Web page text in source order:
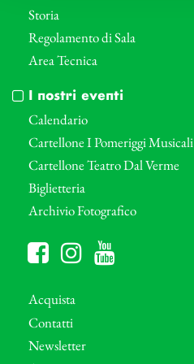
Storia
Regolamento di Sala
Area Tecnica
I nostri eventi
Calendario
Cartellone I Pomeriggi Musicali
Cartellone Teatro Dal Verme
Biglietteria
Archivio Fotografico
Acquista
Contatti
Newsletter